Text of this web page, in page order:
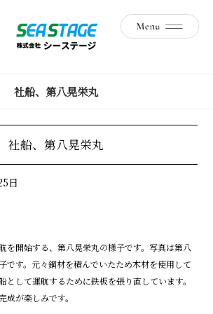
社船、第八晃栄丸
社船、第八晃栄丸
日
を開始する、第八晃栄丸の様子です。写真は第八
です。元々鋼材を積んでいたため木材を使用して
として運航するために鉄板を張り直しています。
成が楽しみです。